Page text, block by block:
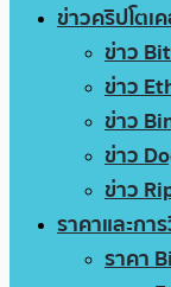
ข่าวคริปโตเ
ข่าว
ข่าว
ข่าว
ข่าว
ข่าว
ราคาและกา
ราคา